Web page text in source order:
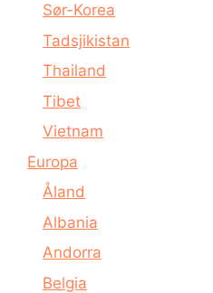
Sør-Korea
Tadsjikistan
Thailand
Tibet
Vietnam
Europa
Åland
Albania
Andorra
Belgia